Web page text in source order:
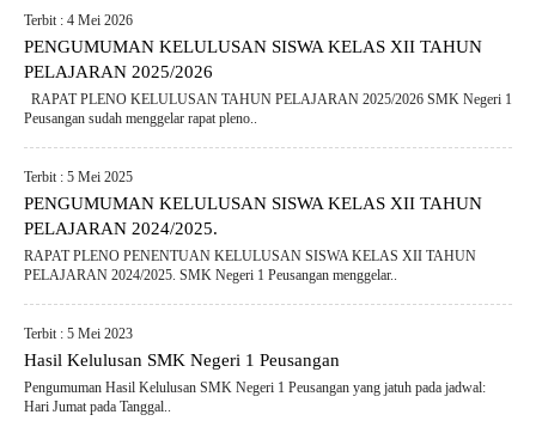
Terbit : 4 Mei 2026
PENGUMUMAN KELULUSAN SISWA KELAS XII TAHUN
PELAJARAN 2025/2026
RAPAT PLENO KELULUSAN TAHUN PELAJARAN 2025/2026 SMK Negeri 1
Peusangan sudah menggelar rapat pleno..
Terbit : 5 Mei 2025
PENGUMUMAN KELULUSAN SISWA KELAS XII TAHUN
PELAJARAN 2024/2025.
RAPAT PLENO PENENTUAN KELULUSAN SISWA KELAS XII TAHUN
PELAJARAN 2024/2025. SMK Negeri 1 Peusangan menggelar..
Terbit : 5 Mei 2023
Hasil Kelulusan SMK Negeri 1 Peusangan
Pengumuman Hasil Kelulusan SMK Negeri 1 Peusangan yang jatuh pada jadwal:
Hari Jumat pada Tanggal..